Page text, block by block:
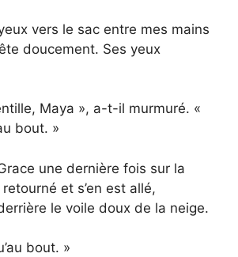
vers le sac entre mes mains
doucement. Ses yeux
Maya », a-t-il murmuré. «
bout. »
une dernière fois sur la
et s’en est allé,
le voile doux de la neige.
bout. »